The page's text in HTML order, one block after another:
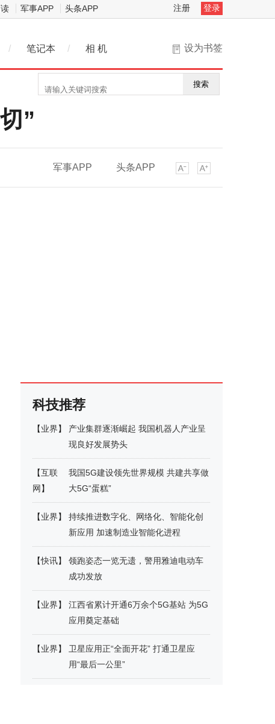
军事APP 头条APP 注册 登录
设为书签
/ 笔记本 / 相 机
搜索
”
军事APP 头条APP
科技推荐
【业界】
产业集群逐渐崛起 我国机器人产业呈
现良好发展势头
【互联
网 】
我国5G建设领先世界规模 共建共享做
大5G“蛋糕”
【业界】
持续推进数字化、网络化、智能化创
新应用 加速制造业智能化进程
【快讯】
领跑姿态一览无遗，警用雅迪电动车
成功发放
【业界】
江西省累计开通6万余个5G基站 为5G
应用奠定基础
【业界】
卫星应用正“全面开花” 打通卫星应
用“最后一公里”